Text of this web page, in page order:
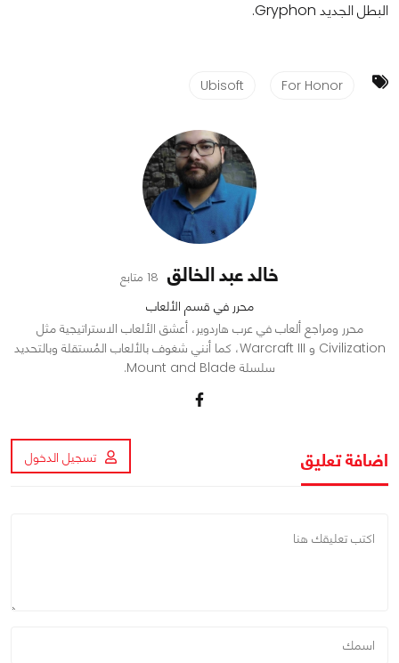
البطل الجديد Gryphon.
For Honor
Ubisoft
خالد عبد الخالق 18 متابع
محرر في قسم الألعاب
محرر ومراجع ألعاب في عرب هاردوير، أعشق الألعاب الاستراتيجية مثل
Civilization و Warcraft III، كما أنني شغوف بالألعاب المُستقلة وبالتحديد
سلسلة Mount and Blade.
اضافة تعليق تسجيل الدخول